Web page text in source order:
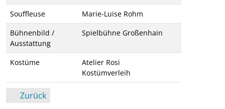
Souffleuse
Marie-Luise Rohm
Bühnenbild /
Ausstattung
Spielbühne Großenhain
Kostüme
Atelier Rosi
Kostümverleih
Zurück